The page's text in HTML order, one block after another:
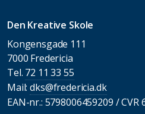
Den Kreative Skole
Kongensgade 111
7000 Fredericia
Tel. 72 11 33 55
Mail:dks@fredericia.dk
EAN-nr.: 5798006459209 / CVR